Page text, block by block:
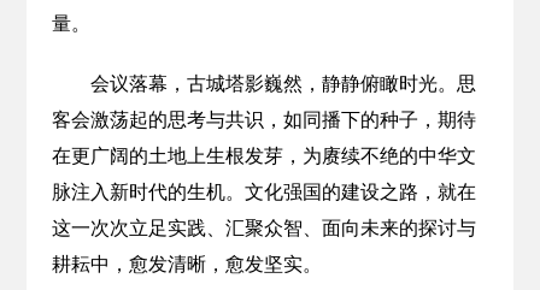
量。
会议落幕，古城塔影巍然，静静俯瞰时光。思
客会激荡起的思考与共识，如同播下的种子，期待
在更广阔的土地上生根发芽，为赓续不绝的中华文
脉注入新时代的生机。文化强国的建设之路，就在
这一次次立足实践、汇聚众智、面向未来的探讨与
耕耘中，愈发清晰，愈发坚实。